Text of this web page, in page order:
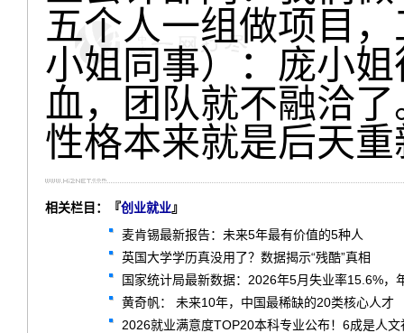
五个人一组做项目
小姐同事）：庞小
血，团队就不融洽
性格本来就是后天
相关栏目：『创业就业』
麦肯锡最新报告：未来5年最有价值的5种人
英国大学学历真没用了？数据揭示“残酷”真相
国家统计局最新数据：2026年5月失业率15.6%，
黄奇帆： 未来10年，中国最稀缺的20类核心人才
2026就业满意度TOP20本科专业公布！6成是人文